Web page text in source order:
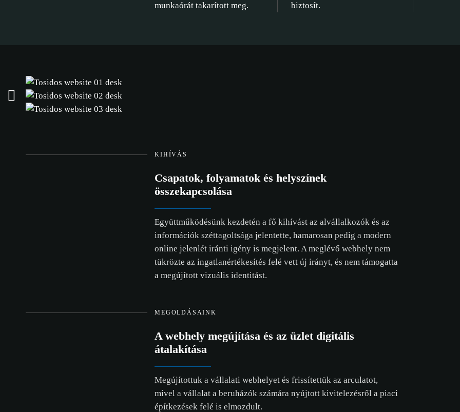
munkaórát takarított meg.
biztosít.
KIHÍVÁS
Csapatok, folyamatok és helyszínek
összekapcsolása
Együttműködésünk kezdetén a fő kihívást az alvállalkozók és az
információk széttagoltsága jelentette, hamarosan pedig a modern
online jelenlét iránti igény is megjelent. A meglévő webhely nem
tükrözte az ingatlanértékesítés felé vett új irányt, és nem támogatta
a megújított vizuális identitást.
MEGOLDÁSAINK
A webhely megújítása és az üzlet digitális
átalakítása
Megújítottuk a vállalati webhelyet és frissítettük az arculatot,
mivel a vállalat a beruházók számára nyújtott kivitelezésről a piaci
építkezések felé is elmozdult.
szabályzatot.